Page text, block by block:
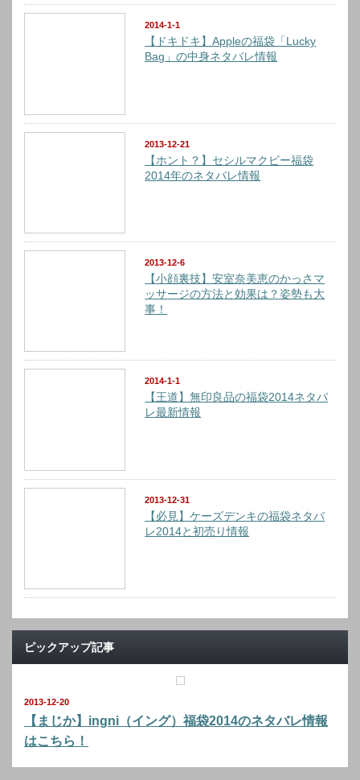
2014-1-1
【ドキドキ】Appleの福袋「Lucky
Bag」の中身ネタバレ情報
2013-12-21
【ホント？】セシルマクビー福袋
2014年のネタバレ情報
2013-12-6
【小顔裏技】安室奈美恵のかっさマ
ッサージの方法と効果は？姿勢も大
事！
2014-1-1
【王道】無印良品の福袋2014ネタバ
レ最新情報
2013-12-31
【必見】ケーズデンキの福袋ネタバ
レ2014と初売り情報
ピックアップ記事
2013-12-20
【まじか】ingni（イング）福袋2014のネタバレ情報
はこちら！